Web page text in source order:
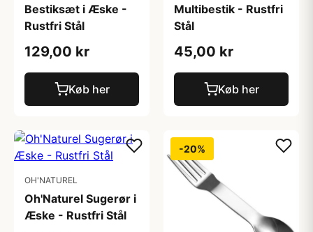
Bestiksæt i Æske -
Rustfri Stål
129,00 kr
Køb her
Multibestik - Rustfri
Stål
45,00 kr
Køb her
OH'NATUREL
Oh'Naturel Sugerør i
Æske - Rustfri Stål
-20%